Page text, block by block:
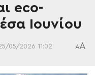
eco-
Ιουνίου
05/2026 11:02 AA